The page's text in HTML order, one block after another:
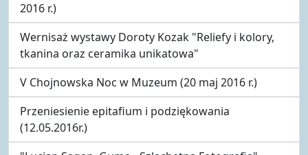
2016 r.)
Wernisaż wystawy Doroty Kozak "Reliefy i kolory,
tkanina oraz ceramika unikatowa"
V Chojnowska Noc w Muzeum (20 maj 2016 r.)
Przeniesienie epitafium i podziękowania
(12.05.2016r.)